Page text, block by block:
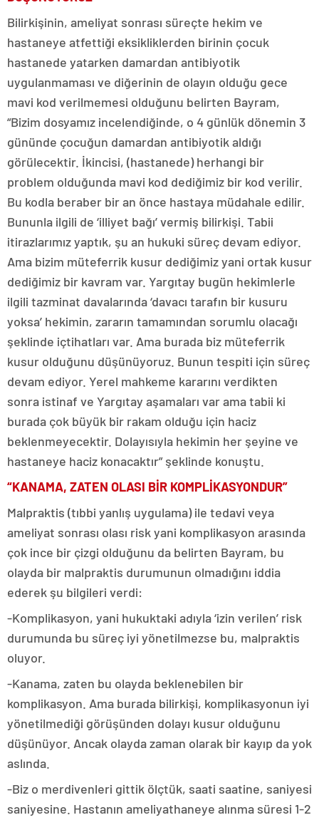
Bilirkişinin, ameliyat sonrası süreçte hekim ve
hastaneye atfettiği eksikliklerden birinin çocuk
hastanede yatarken damardan antibiyotik
uygulanmaması ve diğerinin de olayın olduğu gece
mavi kod verilmemesi olduğunu belirten Bayram,
“Bizim dosyamız incelendiğinde, o 4 günlük dönemin 3
gününde çocuğun damardan antibiyotik aldığı
görülecektir. İkincisi, (hastanede) herhangi bir
problem olduğunda mavi kod dediğimiz bir kod verilir.
Bu kodla beraber bir an önce hastaya müdahale edilir.
Bununla ilgili de ‘illiyet bağı’ vermiş bilirkişi. Tabii
itirazlarımız yaptık, şu an hukuki süreç devam ediyor.
Ama bizim müteferrik kusur dediğimiz yani ortak kusur
dediğimiz bir kavram var. Yargıtay bugün hekimlerle
ilgili tazminat davalarında ‘davacı tarafın bir kusuru
yoksa’ hekimin, zararın tamamından sorumlu olacağı
şeklinde içtihatları var. Ama burada biz müteferrik
kusur olduğunu düşünüyoruz. Bunun tespiti için süreç
devam ediyor. Yerel mahkeme kararını verdikten
sonra istinaf ve Yargıtay aşamaları var ama tabii ki
burada çok büyük bir rakam olduğu için haciz
beklenmeyecektir. Dolayısıyla hekimin her şeyine ve
hastaneye haciz konacaktır” şeklinde konuştu.
“KANAMA, ZATEN OLASI BİR KOMPLİKASYONDUR”
Malpraktis (tıbbi yanlış uygulama) ile tedavi veya
ameliyat sonrası olası risk yani komplikasyon arasında
çok ince bir çizgi olduğunu da belirten Bayram, bu
olayda bir malpraktis durumunun olmadığını iddia
ederek şu bilgileri verdi:
-Komplikasyon, yani hukuktaki adıyla ‘izin verilen’ risk
durumunda bu süreç iyi yönetilmezse bu, malpraktis
oluyor.
-Kanama, zaten bu olayda beklenebilen bir
komplikasyon. Ama burada bilirkişi, komplikasyonun iyi
yönetilmediği görüşünden dolayı kusur olduğunu
düşünüyor. Ancak olayda zaman olarak bir kayıp da yok
aslında.
-Biz o merdivenleri gittik ölçtük, saati saatine, saniyesi
saniyesine. Hastanın ameliyathaneye alınma süresi 1-2